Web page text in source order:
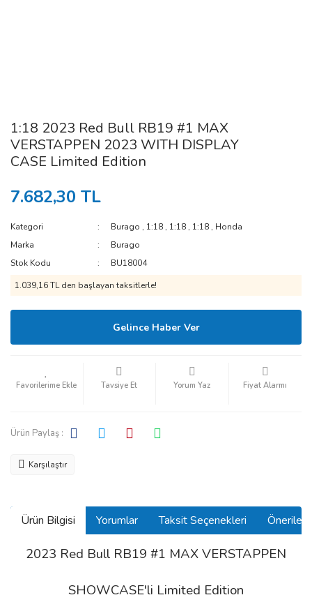
1:18 2023 Red Bull RB19 #1 MAX
VERSTAPPEN 2023 WITH DISPLAY
CASE Limited Edition
7.682,30 TL
Kategori Burago , 1:18 , 1:18 , 1:18 , Honda
Marka
Burago
Stok Kodu
BU18004
1.039,16 TL den başlayan taksitlerle!
Gelince Haber Ver
Tavsiye Et Yorum Yaz Fiyat Alarmı
Ürün Paylaş :
Karşılaştır
Ürün Bilgisi Yorumlar Taksit Seçenekleri
2023 Red Bull RB19 #1 MAX VERSTAPPEN
SHOWCASE'li Limited Edition